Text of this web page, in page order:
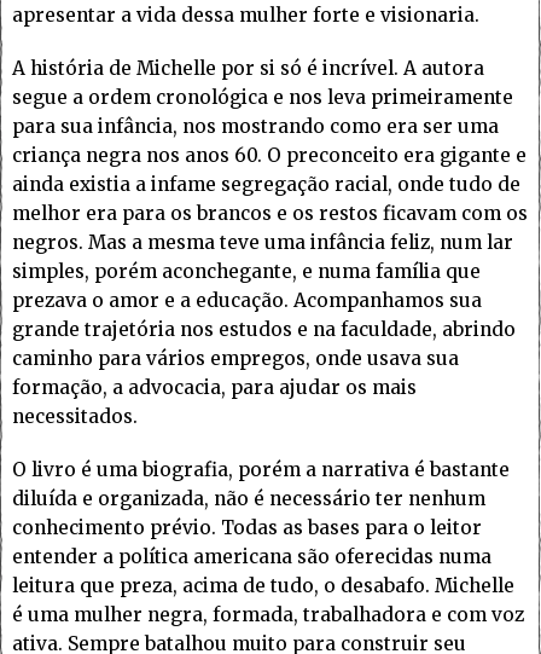
apresentar a vida dessa mulher forte e visionaria.
A história de Michelle por si só é incrível. A autora
segue a ordem cronológica e nos leva primeiramente
para sua infância, nos mostrando como era ser uma
criança negra nos anos 60. O preconceito era gigante e
ainda existia a infame segregação racial, onde tudo de
melhor era para os brancos e os restos ficavam com os
negros. Mas a mesma teve uma infância feliz, num lar
simples, porém aconchegante, e numa família que
prezava o amor e a educação. Acompanhamos sua
grande trajetória nos estudos e na faculdade, abrindo
caminho para vários empregos, onde usava sua
formação, a advocacia, para ajudar os mais
necessitados.
O livro é uma biografia, porém a narrativa é bastante
diluída e organizada, não é necessário ter nenhum
conhecimento prévio. Todas as bases para o leitor
entender a política americana são oferecidas numa
leitura que preza, acima de tudo, o desabafo. Michelle
é uma mulher negra, formada, trabalhadora e com voz
ativa. Sempre batalhou muito para construir seu